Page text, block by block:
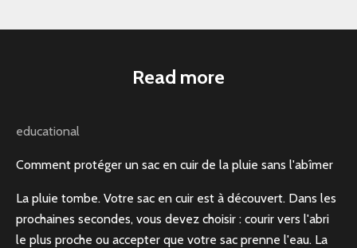
Read more
educational
Comment protéger un sac en cuir de la pluie sans l'abîmer
La pluie tombe. Votre sac en cuir est à découvert. Dans les
prochaines secondes, vous devez choisir : courir vers l'abri
le plus proche ou accepter que votre sac prenne l'eau. La